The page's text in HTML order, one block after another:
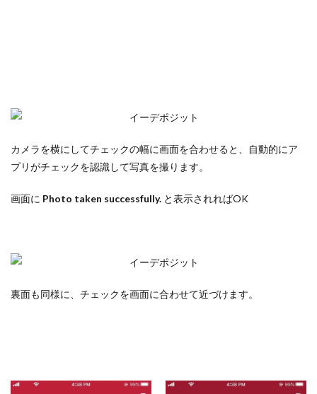
カメラを横にしてチェックの幅に画面を合わせると、自動的にア
プリがチェックを認識して写真を撮ります。
画面に Photo taken successfully. と表示されればOK
裏面も同様に、チェックを画面に合わせて近づけます。